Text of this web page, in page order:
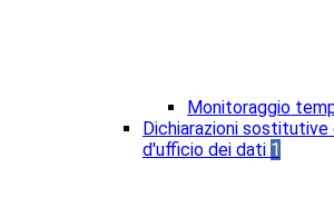
Monitoraggio
Dichiarazioni sostitutive
d'ufficio dei dati 1